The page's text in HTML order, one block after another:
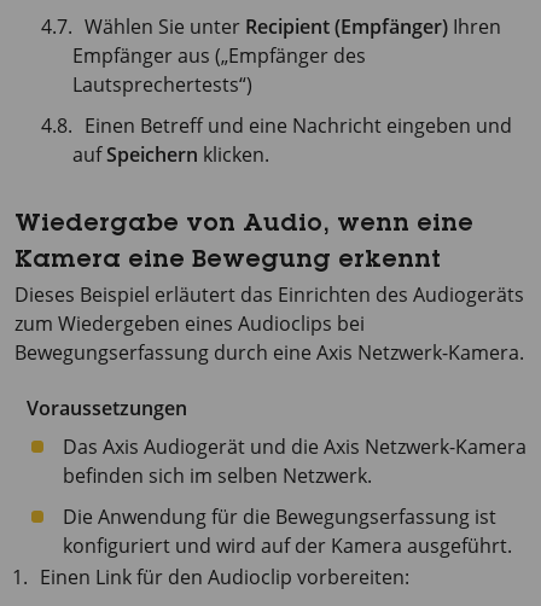
Wählen Sie unter Recipient (Empfänger) Ihren
Empfänger aus („Empfänger des
Lautsprechertests“)
Einen Betreff und eine Nachricht eingeben und
aufSpeichern klicken.
Wiedergabe von Audio, wenn eine
Kamera eine Bewegung erkennt
Dieses Beispiel erläutert das Einrichten des Audiogeräts
zum Wiedergeben eines Audioclips bei
Bewegungserfassung durch eine Axis Netzwerk-Kamera.
Voraussetzungen
Das Axis Audiogerät und die Axis Netzwerk-Kamera
befinden sich im selben Netzwerk.
Die Anwendung für die Bewegungserfassung ist
konfiguriert und wird auf der Kamera ausgeführt.
Einen Link für den Audioclip vorbereiten: